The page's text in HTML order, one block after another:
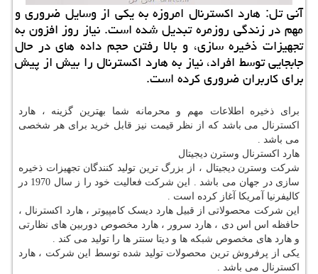
آنی تل: هارد اكسترنال امروزه به یكی از وسایل ضروری و
مهم در زندگی روزمره تبدیل شده است. نیاز روز افزون به
تجهیزات ذخیره سازی، و بالا رفتن حجم داده های در حال
جابجایی توسط افراد، نیاز به هارد اكسترنال را بیش از پیش
برای كاربران ضروری كرده است.
برای ذخیره اطلاعات مهم و محرمانه شما بهترین گزینه ، هارد
اکسترنال می باشد که از نظر قیمت نیز قابل خرید برای هر شخصی
می باشد .
هارد اکسترنال وسترن دیجیتال
شرکت وسترن دیجیتال ، از بزرگ ترین تولید کنندگان تجهیزات ذخیره
سازی در جهان می باشد . این شرکت فعالیت خود را ز سال 1970 در
کالیفرنیا آمریکا آغاز کرده است .
این شرکت محصولاتی از قبیل هارد دیسک کامپیوتر ، هارد اکسترنال ،
حافظه اس اس دی ، هارد سرور ، هارد مخصوص دوربین های نظارتی
و هارد های مخصوص شبکه ها و دیتا سنتر ها را تولید می کند .
یکی از پرفروش ترین محصولات تولید شده توسط این شرکت ، هارد
اکسترنال می باشد .